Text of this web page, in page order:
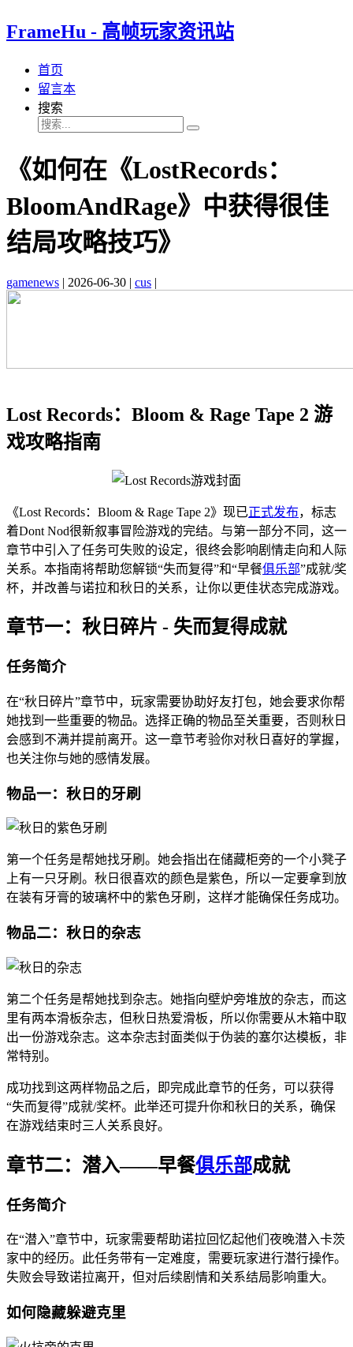
FrameHu - 高帧玩家资讯站
首页
留言本
搜索
《如何在《LostRecords：
BloomAndRage》中获得很佳
结局攻略技巧》
gamenews | 2026-06-30 | cus |
Lost Records：Bloom & Rage Tape 2 游
戏攻略指南
《Lost Records：Bloom & Rage Tape 2》现已正式发布，标志
着Dont Nod很新叙事冒险游戏的完结。与第一部分不同，这一
章节中引入了任务可失败的设定，很终会影响剧情走向和人际
关系。本指南将帮助您解锁“失而复得”和“早餐俱乐部”成就/奖
杯，并改善与诺拉和秋日的关系，让你以更佳状态完成游戏。
章节一：秋日碎片 - 失而复得成就
任务简介
在“秋日碎片”章节中，玩家需要协助好友打包，她会要求你帮
她找到一些重要的物品。选择正确的物品至关重要，否则秋日
会感到不满并提前离开。这一章节考验你对秋日喜好的掌握，
也关注你与她的感情发展。
物品一：秋日的牙刷
第一个任务是帮她找牙刷。她会指出在储藏柜旁的一个小凳子
上有一只牙刷。秋日很喜欢的颜色是紫色，所以一定要拿到放
在装有牙膏的玻璃杯中的紫色牙刷，这样才能确保任务成功。
物品二：秋日的杂志
第二个任务是帮她找到杂志。她指向壁炉旁堆放的杂志，而这
里有两本滑板杂志，但秋日热爱滑板，所以你需要从木箱中取
出一份游戏杂志。这本杂志封面类似于伪装的塞尔达模板，非
常特别。
成功找到这两样物品之后，即完成此章节的任务，可以获得
“失而复得”成就/奖杯。此举还可提升你和秋日的关系，确保
在游戏结束时三人关系良好。
章节二：潜入——早餐俱乐部成就
任务简介
在“潜入”章节中，玩家需要帮助诺拉回忆起他们夜晚潜入卡茨
家中的经历。此任务带有一定难度，需要玩家进行潜行操作。
失败会导致诺拉离开，但对后续剧情和关系结局影响重大。
如何隐藏躲避克里